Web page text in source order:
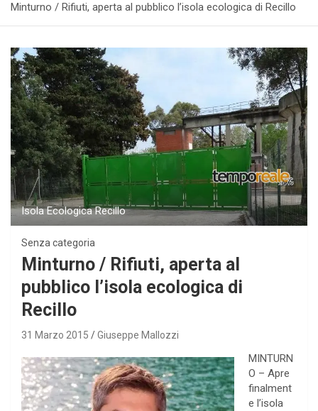
Minturno / Rifiuti, aperta al pubblico l’isola ecologica di Recillo
Isola Ecologica Recillo
Senza categoria
Minturno / Rifiuti, aperta al
pubblico l’isola ecologica di
Recillo
31 Marzo 2015 Giuseppe Mallozzi
MINTURN
O – Apre
finalment
e l’isola